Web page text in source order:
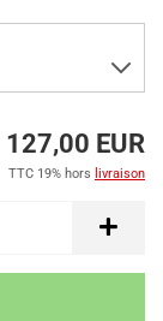
127,00 EUR
TTC 19% hors livraison